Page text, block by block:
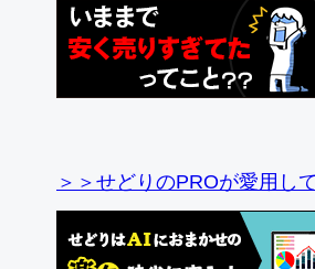
＞＞せどりのPROが愛用し